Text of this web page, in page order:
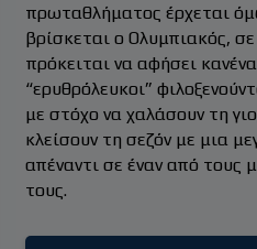
πρωταθλήματος έρχεται
βρίσκεται ο Ολυμπιακός,
πρόκειται να αφήσει
“ερυθρόλευκοι”
με στόχο να χαλάσουν τη
κλείσουν τη σεζόν με μια
απέναντι σε έναν από τους
τους.